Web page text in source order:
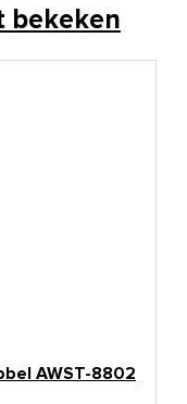
bekeken
AWST-8802